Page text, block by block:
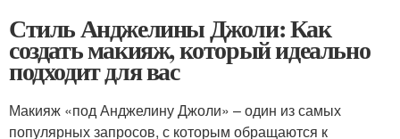
Стиль Анджелины Джоли: Как
создать макияж, который идеально
подходит для вас
Макияж «под Анджелину Джоли» – один из самых
популярных запросов, с которым обращаются к